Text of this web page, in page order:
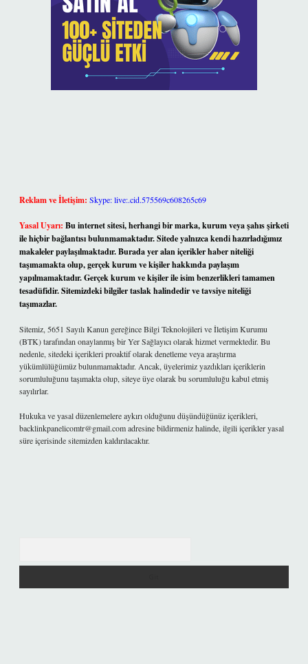
Reklam ve İletişim: Skype: live:.cid.575569c608265c69
Yasal Uyarı: Bu internet sitesi, herhangi bir marka, kurum veya şahıs şirketi
ile hiçbir bağlantısı bulunmamaktadır. Sitede yalnızca kendi hazırladığımız
makaleler paylaşılmaktadır. Burada yer alan içerikler haber niteliği
taşımamakta olup, gerçek kurum ve kişiler hakkında paylaşım
yapılmamaktadır. Gerçek kurum ve kişiler ile isim benzerlikleri tamamen
tesadüfidir. Sitemizdeki bilgiler taslak halindedir ve tavsiye niteliği
taşımazlar.
Sitemiz, 5651 Sayılı Kanun gereğince Bilgi Teknolojileri ve İletişim Kurumu
(BTK) tarafından onaylanmış bir Yer Sağlayıcı olarak hizmet vermektedir. Bu
nedenle, sitedeki içerikleri proaktif olarak denetleme veya araştırma
yükümlülüğümüz bulunmamaktadır. Ancak, üyelerimiz yazdıkları içeriklerin
sorumluluğunu taşımakta olup, siteye üye olarak bu sorumluluğu kabul etmiş
sayılırlar.
Hukuka ve yasal düzenlemelere aykırı olduğunu düşündüğünüz içerikleri,
backlinkpanelicomtr@gmail.comadresine bildirmeniz halinde, ilgili içerikler yasal
süre içerisinde sitemizden kaldırılacaktır.